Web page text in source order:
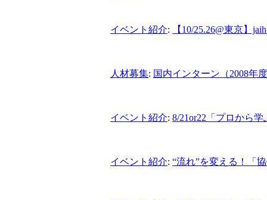
イベント紹介: 【10/25.26@東京】
人材募集: 国内インターン（2008年
イベント紹介: 8/21or22「プロから
イベント紹介: “流れ”を変える！「